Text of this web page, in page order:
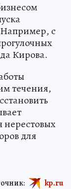
с
Кирова.
течения,
нерестовых
для
kp.ru